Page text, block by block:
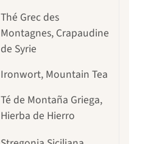
Thé Grec des
Montagnes, Crapaudine
de Syrie
Ironwort, Mountain Tea
Té de Montaña Griega,
Hierba de Hierro